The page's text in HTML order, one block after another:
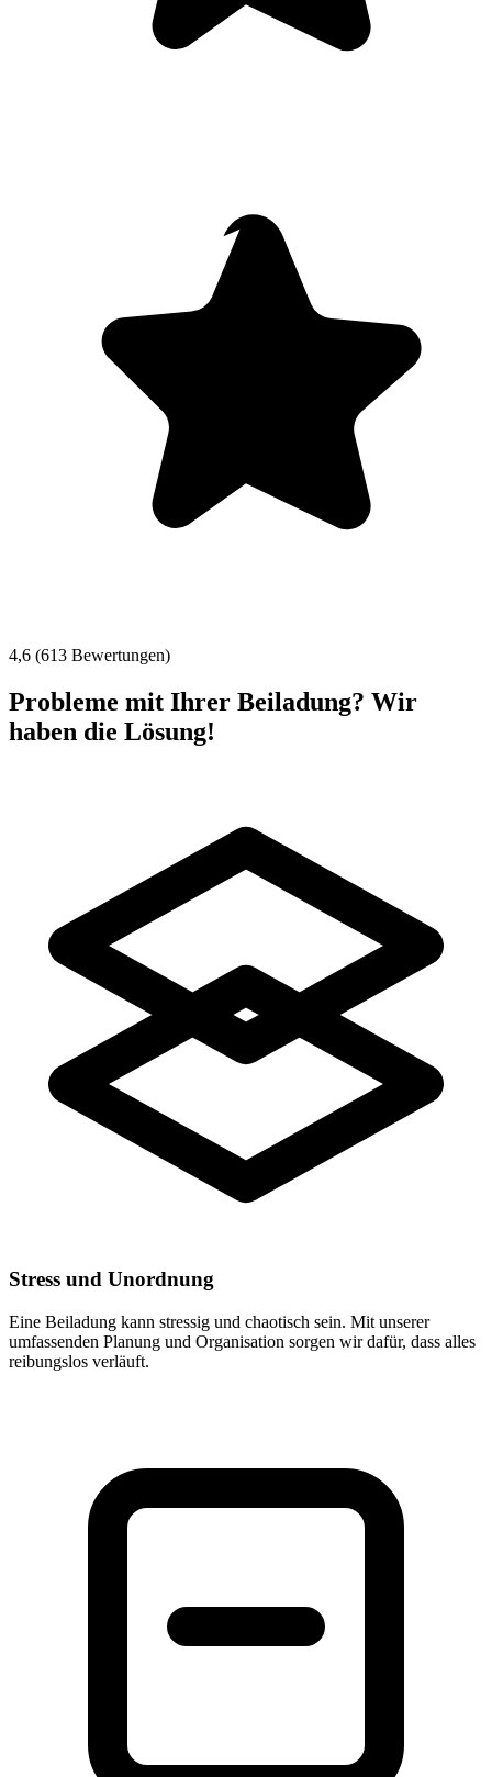
4,6 (613 Bewertungen)
Probleme mit Ihrer Beiladung? Wir
haben die Lösung!
Stress und Unordnung
Eine Beiladung kann stressig und chaotisch sein. Mit unserer
umfassenden Planung und Organisation sorgen wir dafür, dass alles
reibungslos verläuft.